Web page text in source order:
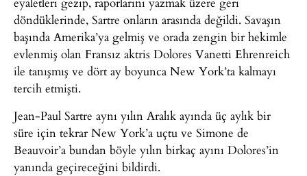
döndüklerinde, Sartre onların arasında değildi. Savaşın
başında Amerika’ya gelmiş ve orada zengin bir hekimle
evlenmiş olan Fransız aktris Dolores Vanetti Ehrenreich
ile tanışmış ve dört ay boyunca New York’ta kalmayı
tercih etmişti.
Jean-Paul Sartre aynı yılın Aralık ayında üç aylık bir
süre için tekrar New York’a uçtu ve Simone de
Beauvoir’a bundan böyle yılın birkaç ayını Dolores’in
yanında geçireceğini bildirdi.